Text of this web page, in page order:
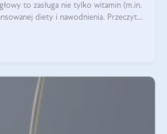
to zasługa nie tylko witamin (m.in.
diety i nawodnienia. Przeczytaj